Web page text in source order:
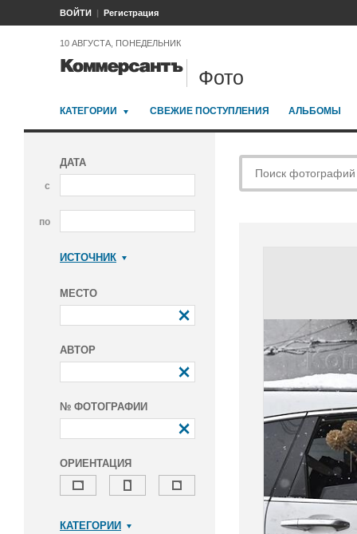
ВОЙТИ Регистрация
10 АВГУСТА, ПОНЕДЕЛЬНИК
Фото
КАТЕГОРИИ СВЕЖИЕ ПОСТУПЛЕНИЯ АЛЬБОМЫ
ДАТА
с
по
ИСТОЧНИК
МЕСТО
АВТОР
№ ФОТОГРАФИИ
ОРИЕНТАЦИЯ
КАТЕГОРИИ